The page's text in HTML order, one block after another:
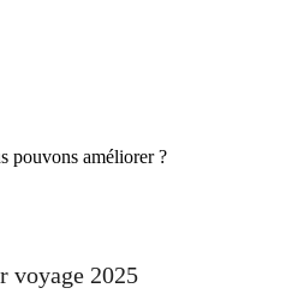
pouvons améliorer ?
voyage 2025